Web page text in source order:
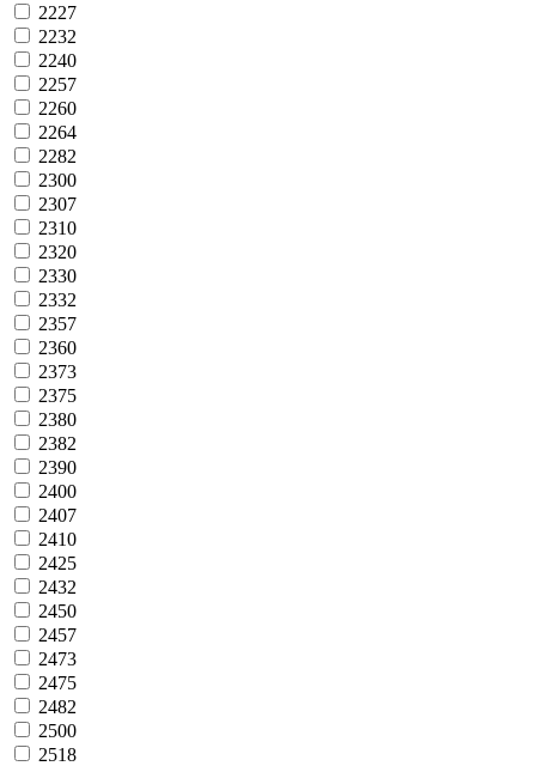
2227
2232
2240
2257
2260
2264
2282
2300
2307
2310
2320
2330
2332
2357
2360
2373
2375
2380
2382
2390
2400
2407
2410
2425
2432
2450
2457
2473
2475
2482
2500
2518